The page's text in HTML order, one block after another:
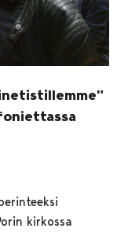
kirkossa